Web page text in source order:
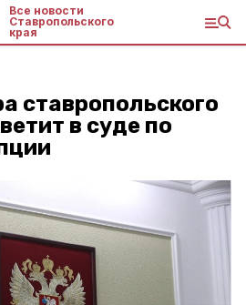
Все новости
Ставропольского
края
ставропольского
в суде по